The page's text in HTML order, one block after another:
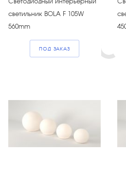
светильник BOLA F 105W
560mm
ПОД ЗАКАЗ